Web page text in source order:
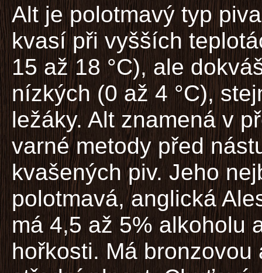
Alt je polotmavý typ
kvasí při vyšších
15 až 18 °C), ale
nízkých (0 až 4 °C),
ležáky. Alt znamená v
varné metody před
kvašených piv. Jeho
polotmavá, anglická
má 4,5 až 5% alkoholu
hořkosti. Má